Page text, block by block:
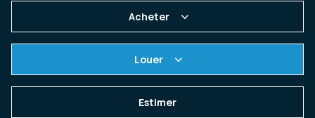
Acheter
De l'immo pro
Louer
Estimer